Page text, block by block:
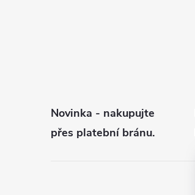
Novinka - nakupujte
přes platební bránu.